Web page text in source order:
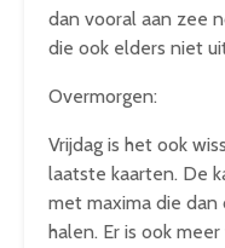
dan vooral aan zee
die ook elders niet
Overmorgen:
Vrijdag is het ook
laatste kaarten. De
met maxima die
halen. Er is ook